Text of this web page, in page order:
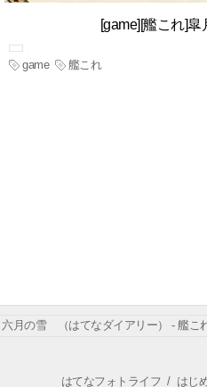
[game][艦これ]
game 艦これ
六月の雪 （はてなダイアリー） - 艦こ
はてなフォトライフ / はじ